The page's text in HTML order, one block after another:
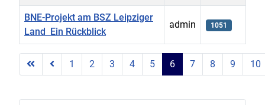
Beiträge
BNE-Projekt am BSZ Leipziger
Land  Ein Rückblick
admin 1051
Seite 6 von 13
1 2 3 4 5 6 7 8 9 10